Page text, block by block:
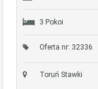
3 Pokoi
Oferta nr: 32336
Toruń Stawki